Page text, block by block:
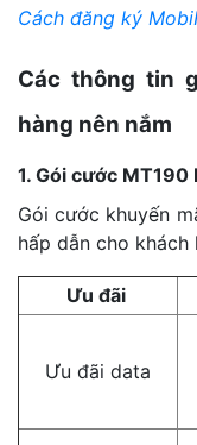
Cách đăng ký
Các thông tin
hàng nên nắm
1. Gói cước
Gói cước khuyến
hấp dẫn cho khách
Ưu đãi
Ưu đãi data